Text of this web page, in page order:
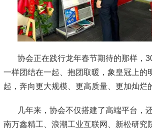
协会正在践行龙年春节期待的那样，
一样团结在一起、抱团取暖，象皇冠上的
起，奔向更大规模、更高质量、更加灿烂
几年来，协会不仅搭建了高端平台，
南万鑫精工、浪潮工业互联网、新松研究